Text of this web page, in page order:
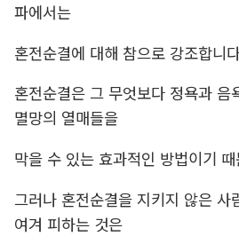
파에서는
혼전순결에 대해 참으로 강조합니
혼전순결은 그 무엇보다 정욕과 음
멸망의 열매들을
막을 수 있는 효과적인 방법이기
그러나 혼전순결을 지키지 않은 사
여겨 피하는 것은